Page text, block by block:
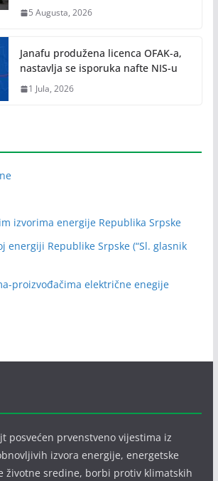
5 Augusta, 2026
Janafu produžena licenca OFAK-a,
nastavlja se isporuka nafte NIS-u
1 Jula, 2026
izvorima energije Republika Srpske
energiji Republike Srpske (“Sl. glasnik
proizvođačima električne enegije
posvećen prvenstveno vijestima iz
izvora energije, energetske
životne sredine, borbi protiv klimatskih